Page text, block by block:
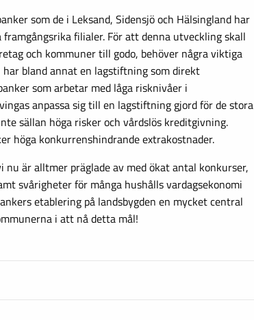
som de i Leksand, Sidensjö och Hälsingland har
filialer. För att denna utveckling skall
och kommuner till godo, behöver några viktiga
har bland annat en lagstiftning som direkt
som arbetar med låga risknivåer i
anpassa sig till en lagstiftning gjord för de stora
sällan höga risker och vårdslös kreditgivning.
höga konkurrenshindrande extrakostnader.
nu är alltmer präglade av med ökat antal konkurser,
svårigheter för många hushålls vardagsekonomi
etablering på landsbygden en mycket central
i att nå detta mål!